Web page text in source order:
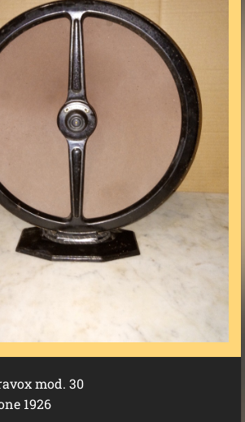
mod. 30
1926